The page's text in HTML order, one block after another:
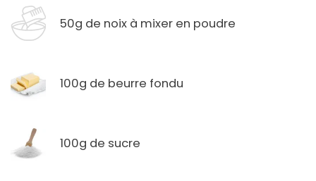
50g de noix à mixer en poudre
100g de beurre fondu
100g de sucre